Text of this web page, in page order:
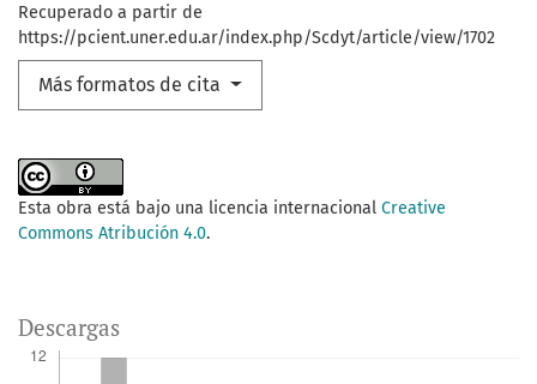
Recuperado a partir de
https://pcient.uner.edu.ar/index.php/Scdyt/article/view/1702
Más formatos de cita
Esta obra está bajo una licencia internacional Creative
Commons Atribución 4.0.
Descargas